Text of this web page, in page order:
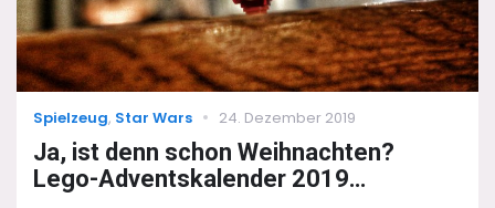
Categories
Spielzeug, Star Wars
Posted
24. Dezember 2019
Ja, ist denn schon Weihnachten?
Lego-Adventskalender 2019…